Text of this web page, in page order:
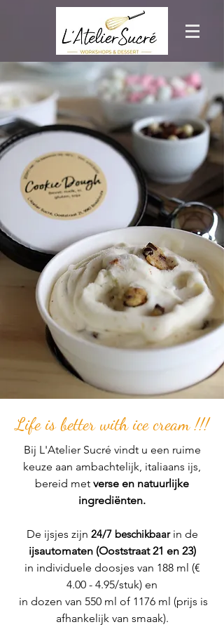
Life is better with ice cream !!!
Bij L'Atelier Sucré vindt u een ruime
keuze aan ambachtelijk, italiaans ijs,
bereid met verse en natuurlijke
ingrediënten.
De ijsjes zijn 24/7 beschikbaarin de
ijsautomaten (Ooststraat 21 en 23)
in individuele doosjes van 188 ml (€
4.00 - 4.95/stuk) en
in dozen van 550 ml of 1176 ml (prijs is
afhankelijk van smaak).